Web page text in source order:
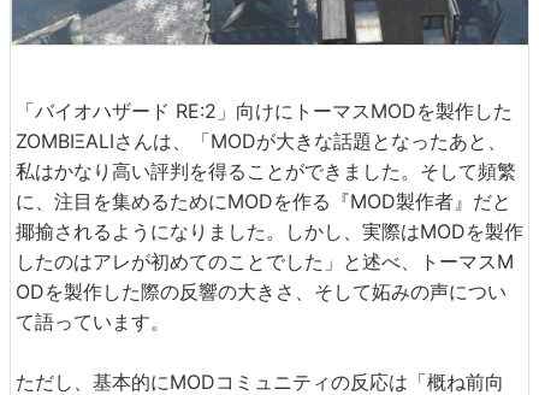
「バイオハザード RE:2」向けにトーマスMODを製作した
ZOMBIΞALIさんは、「MODが大きな話題となったあと、
私はかなり高い評判を得ることができました。そして頻繁
に、注目を集めるためにMODを作る『MOD製作者』だと
揶揄されるようになりました。しかし、実際はMODを製作
したのはアレが初めてのことでした」と述べ、トーマスM
ODを製作した際の反響の大きさ、そして妬みの声につい
て語っています。
ただし、基本的にMODコミュニティの反応は「概ね前向